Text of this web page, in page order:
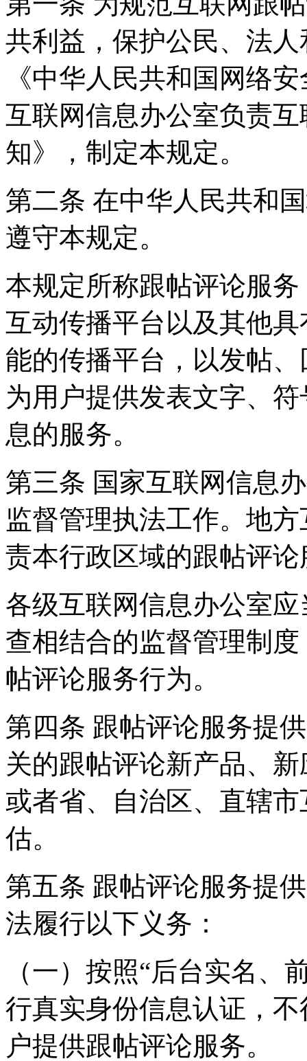
共利益，保护公民、法
《中华人民共和国网络
互联网信息办公室负责
知》，制定本规定。
第二条 在中华人民共和
遵守本规定。
本规定所称跟帖评论服
互动传播平台以及其他
能的传播平台，以发帖
为用户提供发表文字、
息的服务。
第三条 国家互联网信息
监督管理执法工作。地
责本行政区域的跟帖评
各级互联网信息办公室
查相结合的监督管理制
帖评论服务行为。
第四条 跟帖评论服务提
关的跟帖评论新产品、
或者省、自治区、直辖
估。
第五条 跟帖评论服务提
法履行以下义务：
（一）按照“后台实名、
行真实身份信息认证，
户提供跟帖评论服务。